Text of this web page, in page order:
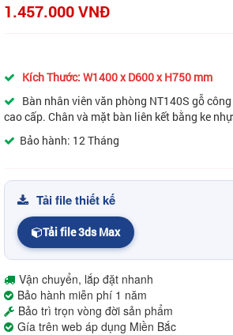
1.457.000 VNĐ
Kích Thước: W1400 x D600 x H750 mm
Bàn nhân viên văn phòng NT140S gỗ
cao cấp. Chân và mặt bàn liên kết bằng ke
Bảo hành: 12 Tháng
Tải file thiết kế
Tải file 3ds Max
Vận chuyển, lắp đặt nhanh
Bảo hành miễn phí 1 năm
Bảo trì trọn vòng đời sản phẩm
Gía trên web áp dụng Miền Bắc